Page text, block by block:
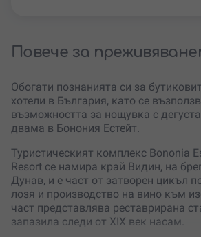
Повече за
Обогати познанията си за
хотели в България, като се
възможността за нощувка с
двама в Бонония Естейт.
Туристическият комплекс Bononia
Resort се намира край Видин, на
Дунав, и е част от затворен цикъл
лозя и производство на вино към
част представлява реставрирана
запазила следи от XIX век насам.